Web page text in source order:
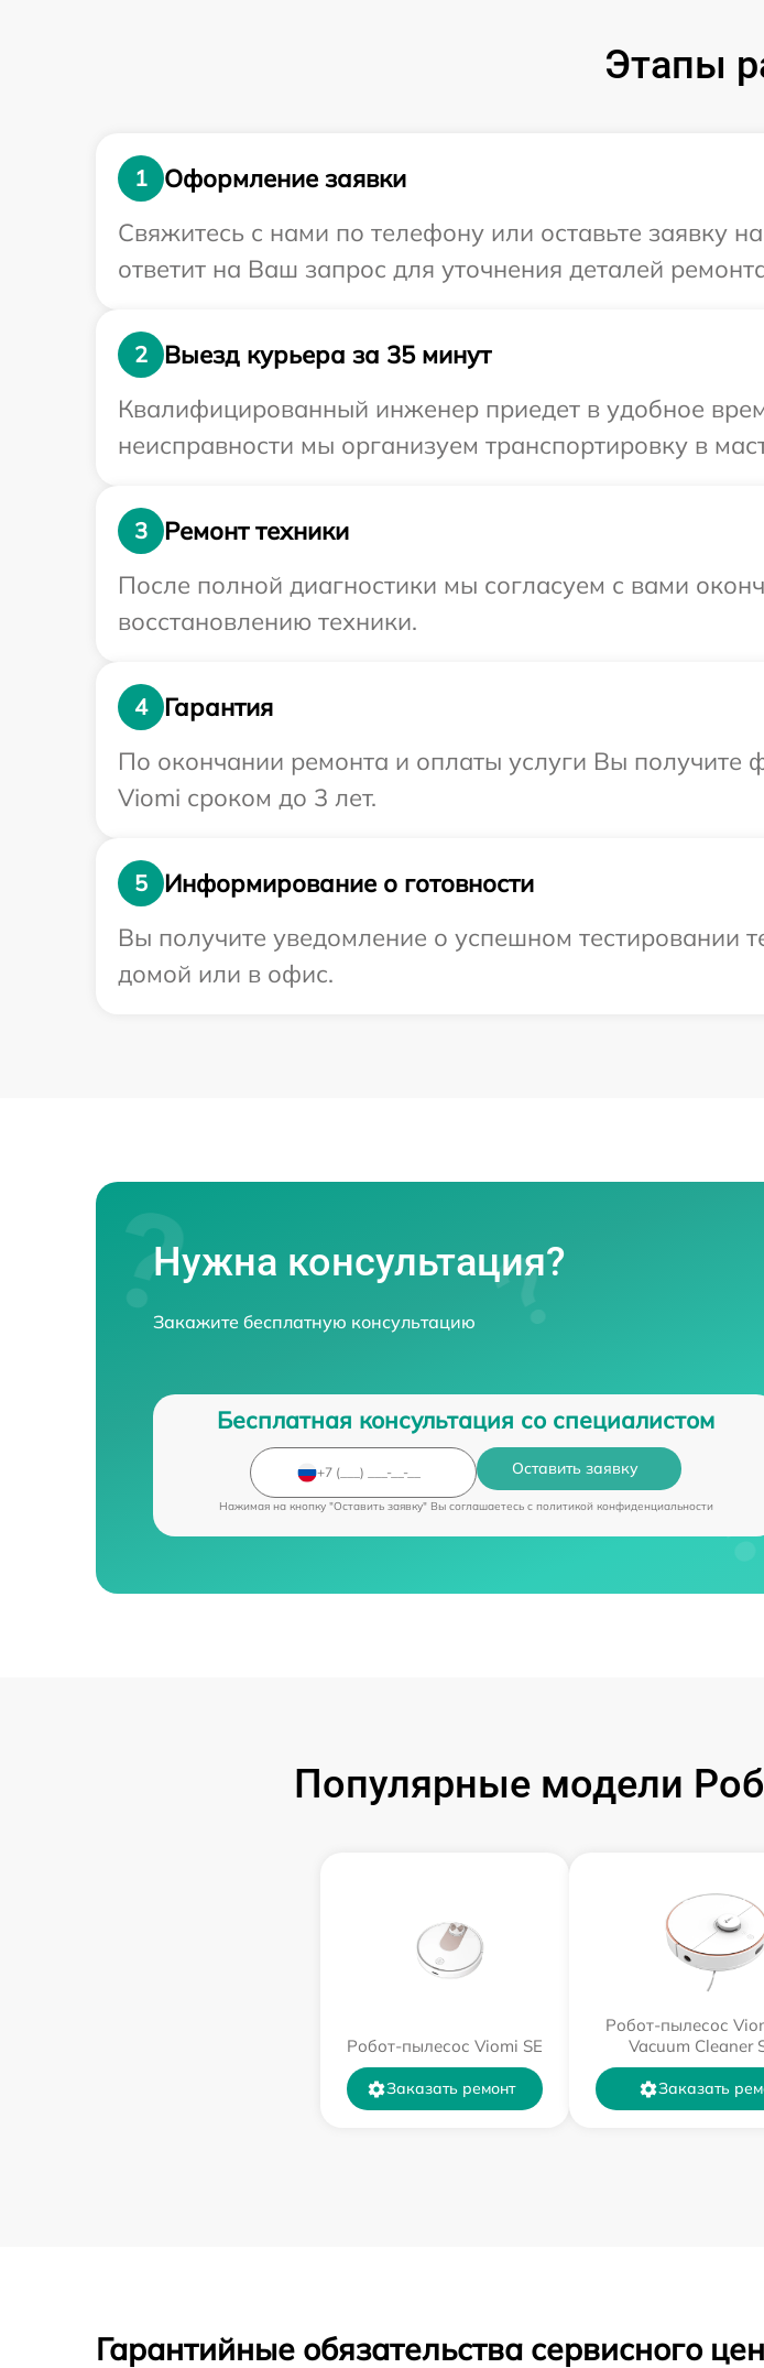
Этапы
1
Оформление заявки
Свяжитесь с нами по телефону или оставьте заявку
ответит на Ваш запрос для уточнения деталей
2
Выезд курьера за 35 минут
Квалифицированный инженер приедет в удобное
неисправности мы организуем транспортировку в
3
Ремонт техники
После полной диагностики мы согласуем с вами
восстановлению техники.
4
Гарантия
По окончании ремонта и оплаты услуги Вы получите
Viomi сроком до 3 лет.
5
Информирование о готовности
Вы получите уведомление о успешном тестировании
домой или в офис.
Нужна консультация?
Закажите бесплатную консультацию
Бесплатная консультация со специалистом
Оставить заявку
Нажимая на кнопку "Оставить заявку" Вы соглашаетесь c политикой конфиденциальности
Популярные модели
Робот-пылесос Viomi SE
Заказать ремонт
Робот-пылесос
Vacuum Cleaner
Заказать
Гарантийные обязательства сервисного